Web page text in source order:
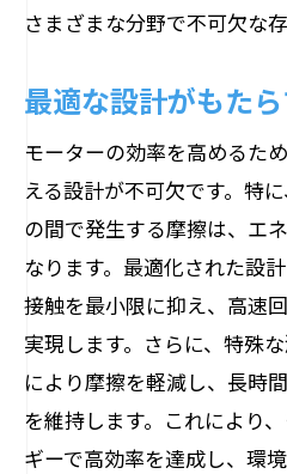
さまざまな分野で不可欠な
最適な設計がもた
モーターの効率を高めるた
える設計が不可欠です。特
の間で発生する摩擦は、エ
なります。最適化された設
接触を最小限に抑え、高速
実現します。さらに、特殊
により摩擦を軽減し、長時
を維持します。これにより
ギーで高効率を達成し、環